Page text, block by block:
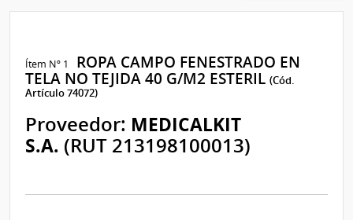
Ítem Nº 1
ROPA CAMPO FENESTRADO EN
TELA NO TEJIDA 40 G/M2 ESTERIL(Cód.
Artículo 74072)
Proveedor: MEDICALKIT
S.A. (RUT 213198100013)